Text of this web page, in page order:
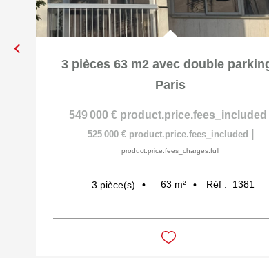
3 pièces 63 m2 avec double
Paris
549 000 € product.price.fees_included
525 000 € product.price.fees_included
product.price.fees_charges.full
3 pièce(s) 63 m² Réf : 1381